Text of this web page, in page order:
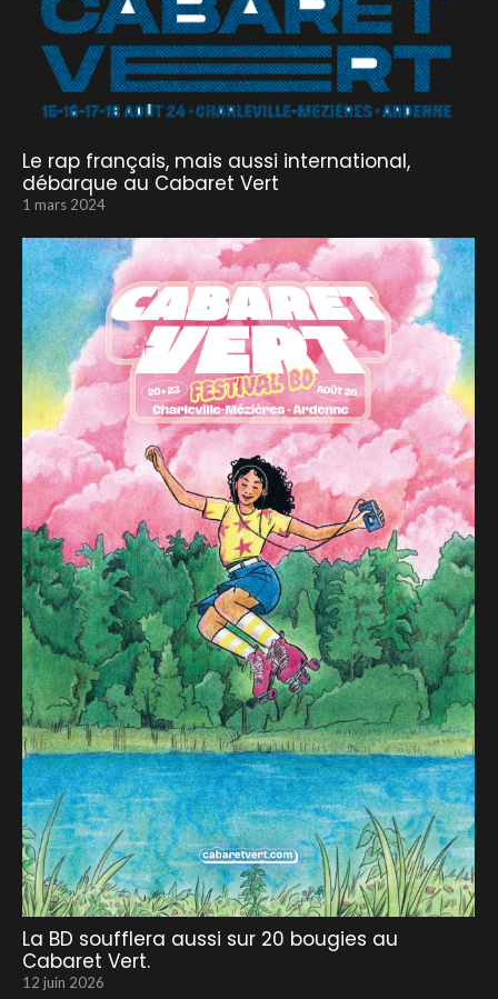
Le rap français, mais aussi international,
débarque au Cabaret Vert
1 mars 2024
La BD soufflera aussi sur 20 bougies au
Cabaret Vert.
12 juin 2026